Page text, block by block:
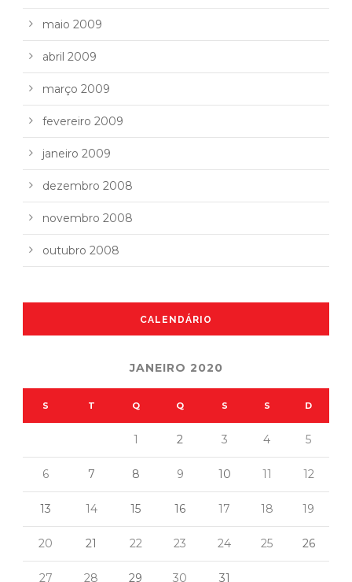
maio 2009
abril 2009
março 2009
fevereiro 2009
janeiro 2009
dezembro 2008
novembro 2008
outubro 2008
CALENDÁRIO
JANEIRO 2020
S T Q Q S S D
1 2 3 4 5
6 7 8 9 10 11 12
13 14 15 16 17 18 19
20 21 22 23 24 25 26
27 28 29 30 31